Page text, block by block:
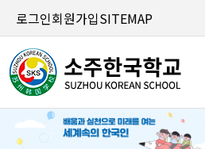
로그인회원가입SITEMAP